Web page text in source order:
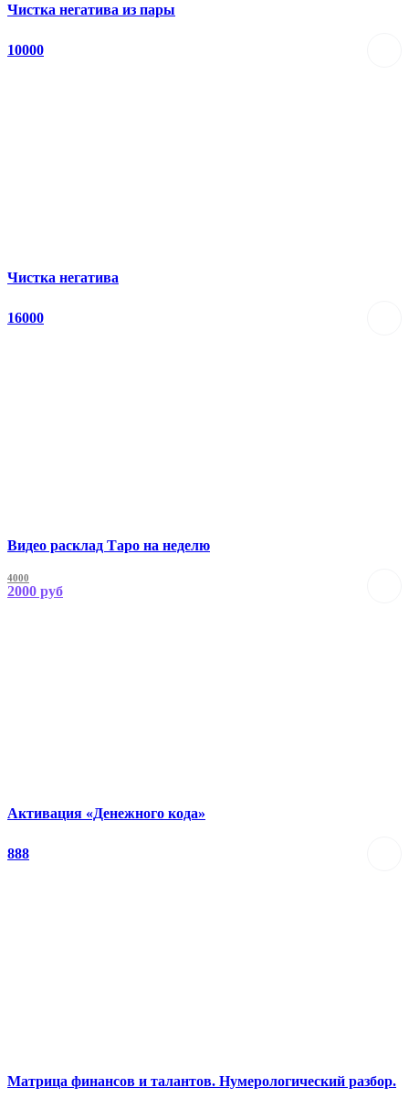
Чистка негатива из пары
10000
Чистка негатива
16000
Видео расклад Таро на неделю
4000
2000
Активация «Денежного кода»
888
Матрица финансов и талантов. Нумерологический разбор.